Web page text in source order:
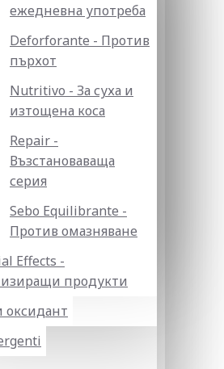
ежедневна употреба
Deforforante - Против
пърхот
Nutritivo - За суха и
изтощена коса
Repair -
Възстановаваща
серия
Sebo Equilibrante -
Против омазняване
Effects -
продукти
оксидант